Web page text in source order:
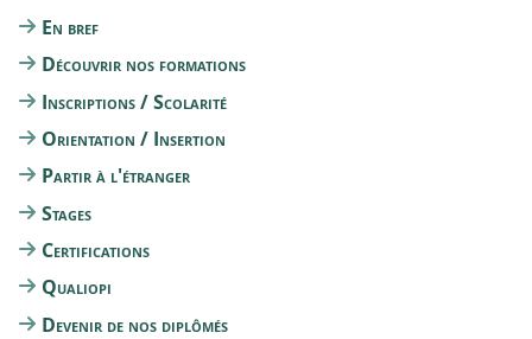
En bref
Découvrir nos formations
Inscriptions / Scolarité
Orientation / Insertion
Partir à l'étranger
Stages
Certifications
Qualiopi
Devenir de nos diplômés